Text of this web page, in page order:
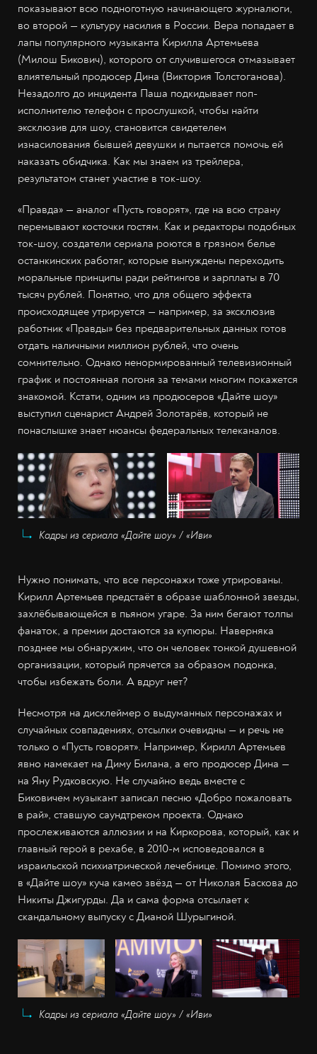
показывают всю подноготную начинающего журналюги,
во второй — культуру насилия в России. Вера попадает в
лапы популярного музыканта Кирилла Артемьева
(Милош Бикович), которого от случившегося отмазывает
влиятельный продюсер Дина (Виктория Толстоганова).
Незадолго до инцидента Паша подкидывает поп-
исполнителю телефон с прослушкой, чтобы найти
эксклюзив для шоу, становится свидетелем
изнасилования бывшей девушки и пытается помочь ей
наказать обидчика. Как мы знаем из трейлера,
результатом станет участие в ток-шоу.
«Правда» — аналог «Пусть говорят», где на всю страну
перемывают косточки гостям. Как и редакторы подобных
ток-шоу, создатели сериала роются в грязном белье
останкинских работяг, которые вынуждены переходить
моральные принципы ради рейтингов и зарплаты в 70
тысяч рублей. Понятно, что для общего эффекта
происходящее утрируется — например, за эксклюзив
работник «Правды» без предварительных данных готов
отдать наличными миллион рублей, что очень
сомнительно. Однако ненормированный телевизионный
график и постоянная погоня за темами многим покажется
знакомой. Кстати, одним из продюсеров «Дайте шоу»
выступил сценарист Андрей Золотарёв, который не
понаслышке знает нюансы федеральных телеканалов.
Кадры из сериала «Дайте шоу» / «Иви»
Нужно понимать, что все персонажи тоже утрированы.
Кирилл Артемьев предстаёт в образе шаблонной звезды,
захлёбывающейся в пьяном угаре. За ним бегают толпы
фанаток, а премии достаются за купюры. Наверняка
позднее мы обнаружим, что он человек тонкой душевной
организации, который прячется за образом подонка,
чтобы избежать боли. А вдруг нет?
Несмотря на дисклеймер о выдуманных персонажах и
случайных совпадениях, отсылки очевидны — и речь не
только о «Пусть говорят». Например, Кирилл Артемьев
явно намекает на Диму Билана, а его продюсер Дина —
на Яну Рудковскую. Не случайно ведь вместе с
Биковичем музыкант записал песню «Добро пожаловать
в рай», ставшую саундтреком проекта. Однако
прослеживаются аллюзии и на Киркорова, который, как и
главный герой в рехабе, в 2010-м исповедовался в
израильской психиатрической лечебнице. Помимо этого,
в «Дайте шоу» куча камео звёзд — от Николая Баскова до
Никиты Джигурды. Да и сама форма отсылает к
скандальному выпуску с Дианой Шурыгиной.
Кадры из сериала «Дайте шоу» / «Иви»